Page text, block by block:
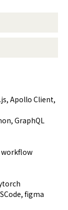
Apollo Client,
GraphQL
workflow
figma